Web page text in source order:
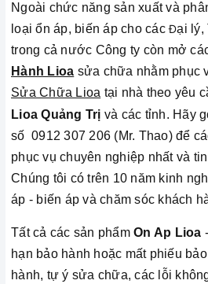
Ngoài chức năng sản xuất và
loại ổn áp, biến áp cho cácĐại lý,
trong cả nước Công ty còn mở
Hành Lioa sửa chữa nhằm phục
Sửa Chữa Lioa tại nhà theo yêu
Lioa Quảng Trị và các tỉnh. Hãy
số 0912 307 206 (Mr. Thao) để
phục vụ chuyên nghiệp nhất và
Chúng tôi có trên 10 năm kinh
áp - biến áp và chăm sóc khách
Tất cả các sản phẩm On Ap Lioa -
hạn bảo hành hoặc mất phiếu
hành, tự ý sửa chữa, các lỗi